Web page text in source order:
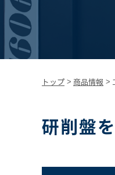
トップ > 商品情報 >
研削盤